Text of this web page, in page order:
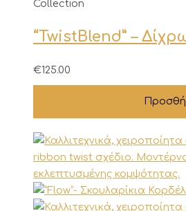
του
Collection
“TwistBlend” –
€125.00